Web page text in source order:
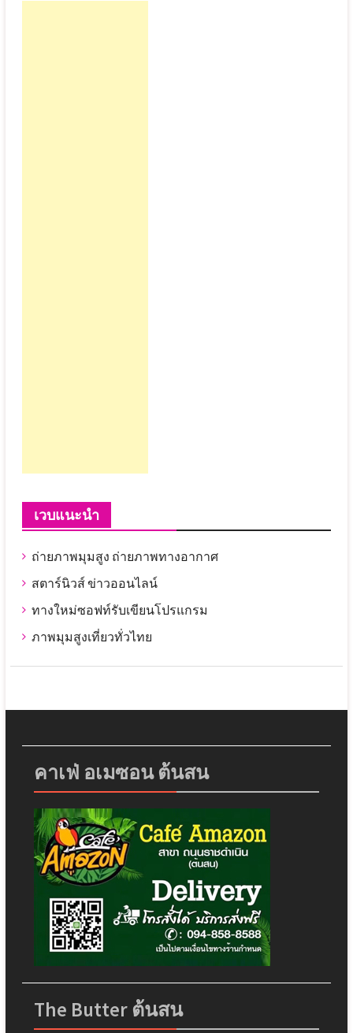
เวบแนะนำ
ถ่ายภาพมุมสูง ถ่ายภาพทางอากาศ
สตาร์นิวส์ ข่าวออนไลน์
ทางใหม่ซอฟท์รับเขียนโปรแกรม
ภาพมุมสูงเที่ยวทั่วไทย
คาเฟ่ อเมซอน ต้นสน
The Butter ต้นสน